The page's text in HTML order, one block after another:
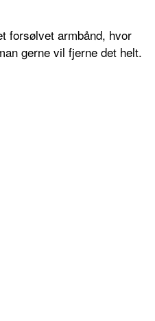
forsølvet armbånd, hvor
gerne vil fjerne det helt.